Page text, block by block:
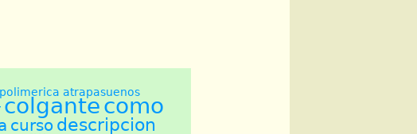
atrapasuenos
colgantecomo
curso descripcion